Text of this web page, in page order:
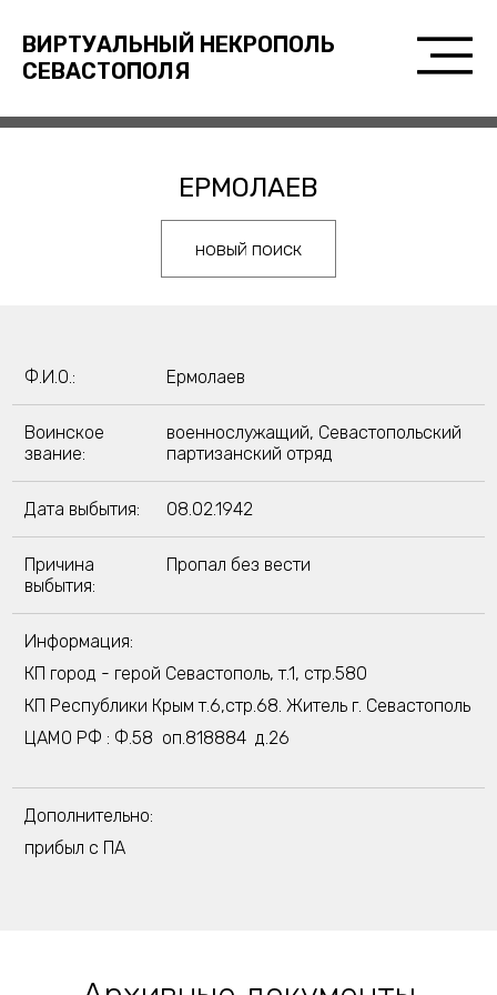
ВИРТУАЛЬНЫЙ НЕКРОПОЛЬ
СЕВАСТОПОЛЯ
ЕРМОЛАЕВ
новый поиск
Ф.И.О.: Ермолаев
Воинское
звание:
военнослужащий, Севастопольский
партизанский отряд
Дата выбытия: 08.02.1942
Причина
выбытия:
Пропал без вести
Информация:
КП город - герой Севастополь, т.1, стр.580
КП Республики Крым т.6,стр.68. Житель г. Севастополь
ЦАМО РФ : Ф.58 оп.818884 д.26
Дополнительно:
прибыл с ПА